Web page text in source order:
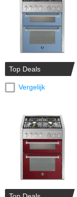
Top Deals
Vergelijk